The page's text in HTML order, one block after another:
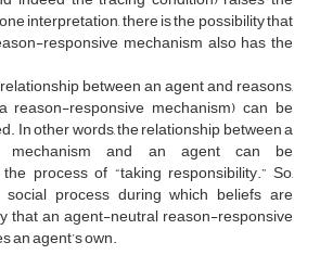
interpretation, there is the possibility that
responsive mechanism also has the
between an agent and reasons,
responsive mechanism) can be
In other words, the relationship between a
mechanism and an agent can be
process of “taking responsibility.” So,
process during which beliefs are
that an agent-neutral reason-responsive
an agent’s own.